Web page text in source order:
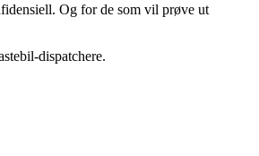
Og for de som vil prøve ut
dispatchere.